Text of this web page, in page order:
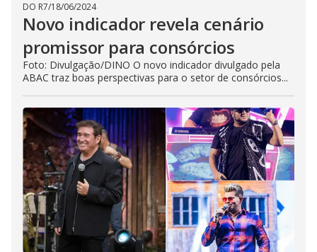
DO R7/18/06/2024
Novo indicador revela cenário
promissor para consórcios
Foto: Divulgação/DINO O novo indicador divulgado pela
ABAC traz boas perspectivas para o setor de consórcios...